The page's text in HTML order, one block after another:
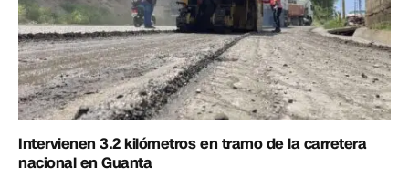
Intervienen 3.2 kilómetros en tramo de la carretera
nacional en Guanta